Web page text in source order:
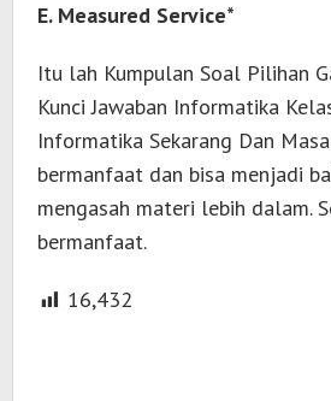
E. Measured Service*
Itu lah Kumpulan Soal Pilihan
Kunci Jawaban Informatika
Informatika Sekarang Dan
bermanfaat dan bisa menjadi
mengasah materi lebih dalam.
bermanfaat.
16,432